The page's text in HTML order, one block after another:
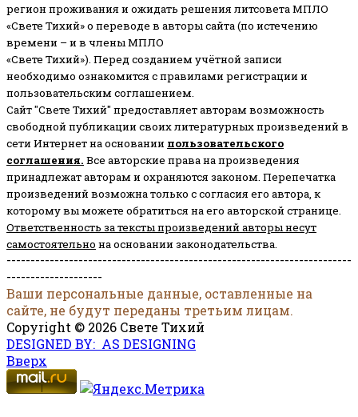
регион проживания и ожидать решения литсовета МПЛО
«Свете Тихий» о переводе в авторы сайта (по истечению
времени – и в члены МПЛО
«Свете Тихий»). Перед созданием учётной записи
необходимо ознакомится с правилами регистрации и
пользовательским соглашением.
Сайт "Свете Тихий" предоставляет авторам возможность
свободной публикации своих литературных произведений в
сети Интернет на основании пользовательского
соглашения. Все авторские права на произведения
принадлежат авторам и охраняются законом. Перепечатка
произведений возможна только с согласия его автора, к
которому вы можете обратиться на его авторской странице.
Ответственность за тексты произведений авторы несут
самостоятельно на основании законодательства.
------------------------------------------------------------------------
--------------------
Ваши персональные данные, оставленные на
сайте, не будут переданы третьим лицам.
Copyright © 2026 Свете Тихий
DESIGNED BY: AS DESIGNING
Вверх